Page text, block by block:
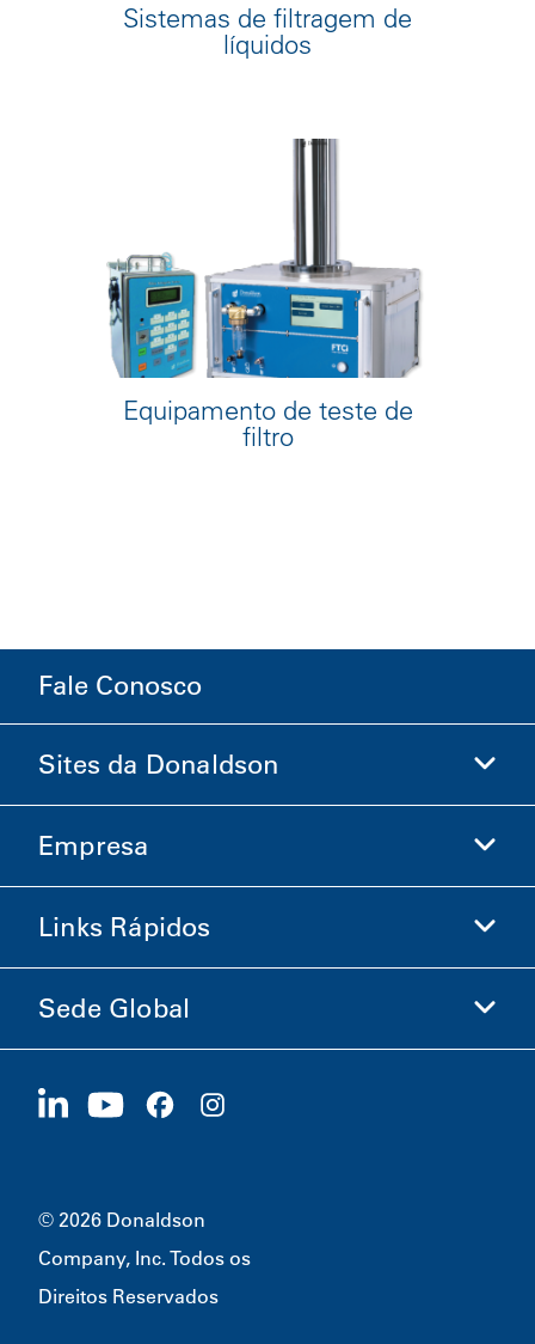
Sistemas de filtragem de
líquidos
Equipamento de teste de
filtro
Fale Conosco
Sites da Donaldson
Donaldson Life Sciences
Empresa
Informações sobre a Empresa
Carreiras
Links Rápidos
Investidores
Sustentabilidade
Sede Global
1400 W 94th Street
© 2026 Donaldson
Company, Inc. Todos os
Direitos Reservados